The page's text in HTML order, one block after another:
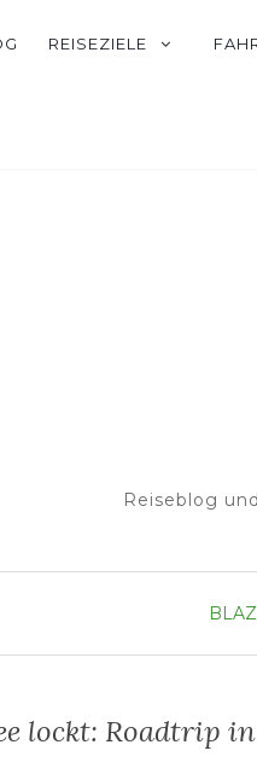
REISEZIELE
Reiseblog
lockt: Roadtrip